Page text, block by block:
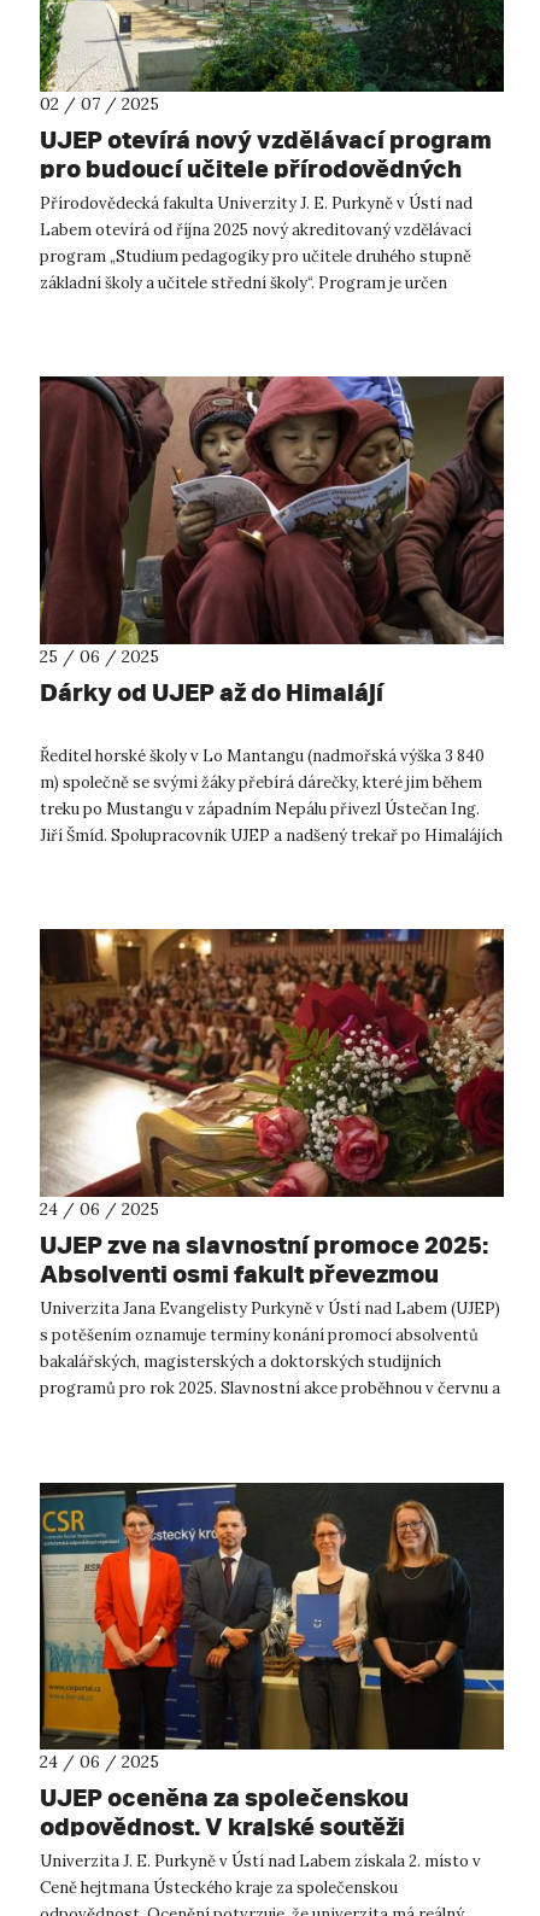
02 / 07 / 2025
UJEP otevírá nový vzdělávací program
pro budoucí učitele přírodovědných
oborů
Přírodovědecká fakulta Univerzity J. E. Purkyně v Ústí nad
Labem otevírá od října 2025 nový akreditovaný vzdělávací
program „Studium pedagogiky pro učitele druhého stupně
základní školy a učitele střední školy“. Program je určen
25 / 06 / 2025
Dárky od UJEP až do Himalájí
Ředitel horské školy v Lo Mantangu (nadmořská výška 3 840
m) společně se svými žáky přebírá dárečky, které jim během
treku po Mustangu v západním Nepálu přivezl Ústečan Ing.
Jiří Šmíd. Spolupracovník UJEP a nadšený trekař po Himalájích
24 / 06 / 2025
UJEP zve na slavnostní promoce 2025:
Absolventi osmi fakult převezmou
diplomy během léta a na podzim
Univerzita Jana Evangelisty Purkyně v Ústí nad Labem (UJEP)
s potěšením oznamuje termíny konání promocí absolventů
bakalářských, magisterských a doktorských studijních
programů pro rok 2025. Slavnostní akce proběhnou v červnu a
24 / 06 / 2025
UJEP oceněna za společenskou
odpovědnost. V krajské soutěži
obsadila 2. místo
Univerzita J. E. Purkyně v Ústí nad Labem získala 2. místo v
Ceně hejtmana Ústeckého kraje za společenskou